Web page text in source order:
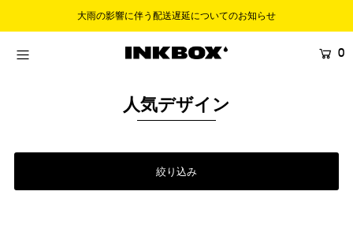
大雨の影響に伴う配送遅延についてのお知らせ
0
人気デザイン
絞り込み
BUNDLES